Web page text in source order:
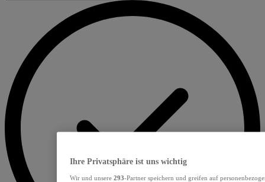
Ihre Privatsphäre ist uns wichtig
Wir und unsere 293-Partner speichern und greifen auf